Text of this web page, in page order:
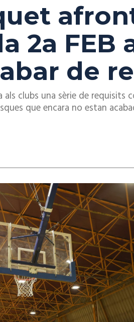
2a FEB
de
clubs una sèrie de requisits
que encara no estan